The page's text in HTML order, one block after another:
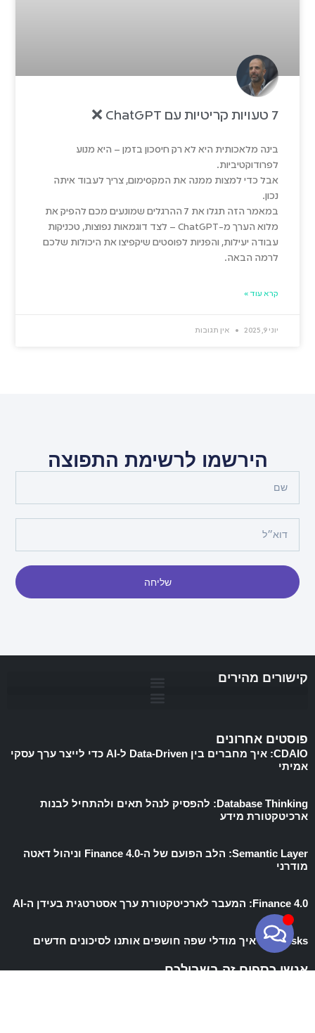
7 טעויות קריטיות עם ChatGPT ❌
בינה מלאכותית היא לא רק חיסכון בזמן – היא מנוע
לפרודוקטיביות.
אבל כדי למצות ממנה את המקסימום, צריך לעבוד איתה
נכון.
במאמר הזה תגלו את 7 ההרגלים שמונעים מכם להפיק את
מלוא הערך מ-ChatGPT – לצד דוגמאות נפוצות, טכניקות
עבודה יעילות, והפניות לפוסטים שיקפיצו את היכולות שלכם
לרמה הבאה.
קרא עוד »
יוני 9, 2025 אין תגובות
הירשמו לרשימת התפוצה
שליחה
קישורים מהירים
פוסטים אחרונים
CDAIO: איך מחברים בין Data-Driven ל-AI כדי לייצר ערך עסקי
אמיתי
Database Thinking: להפסיק לנהל תאים ולהתחיל לבנות
ארכיטקטורת מידע
Semantic Layer: הלב הפועם של ה-Finance 4.0 וניהול דאטה
מודרני
Finance 4.0: המעבר לארכיטקטורת ערך אסטרטגית בעידן ה-AI
AI Risks – איך מודלי שפה חושפים אותנו לסיכונים חדשים
אנשי כספים זה בשבילכם